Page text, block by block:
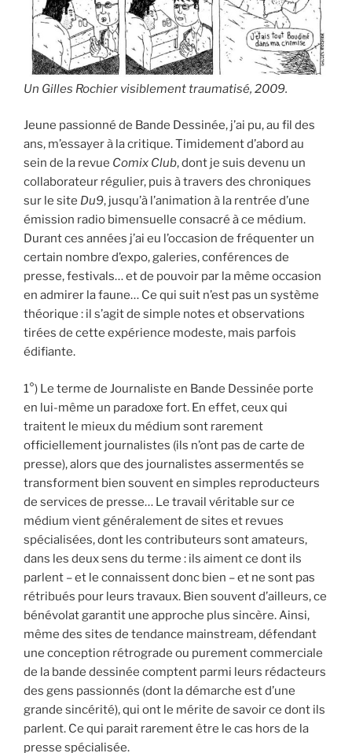
Un Gilles Rochier visiblement traumatisé, 2009.
Jeune passionné de Bande Dessinée, j’ai pu, au fil des
ans, m’essayer à la critique. Timidement d’abord au
sein de la revue Comix Club, dont je suis devenu un
collaborateur régulier, puis à travers des chroniques
sur le site Du9, jusqu’à l’animation à la rentrée d’une
émission radio bimensuelle consacré à ce médium.
Durant ces années j’ai eu l’occasion de fréquenter un
certain nombre d’expo, galeries, conférences de
presse, festivals… et de pouvoir par la même occasion
en admirer la faune… Ce qui suit n’est pas un système
théorique : il s’agit de simple notes et observations
tirées de cette expérience modeste, mais parfois
édifiante.
1°) Le terme de Journaliste en Bande Dessinée porte
en lui-même un paradoxe fort. En effet, ceux qui
traitent le mieux du médium sont rarement
officiellement journalistes (ils n’ont pas de carte de
presse), alors que des journalistes assermentés se
transforment bien souvent en simples reproducteurs
de services de presse… Le travail véritable sur ce
médium vient généralement de sites et revues
spécialisées, dont les contributeurs sont amateurs,
dans les deux sens du terme : ils aiment ce dont ils
parlent – et le connaissent donc bien – et ne sont pas
rétribués pour leurs travaux. Bien souvent d’ailleurs, ce
bénévolat garantit une approche plus sincère. Ainsi,
même des sites de tendance mainstream, défendant
une conception rétrograde ou purement commerciale
de la bande dessinée comptent parmi leurs rédacteurs
des gens passionnés (dont la démarche est d’une
grande sincérité), qui ont le mérite de savoir ce dont ils
parlent. Ce qui parait rarement être le cas hors de la
presse spécialisée.